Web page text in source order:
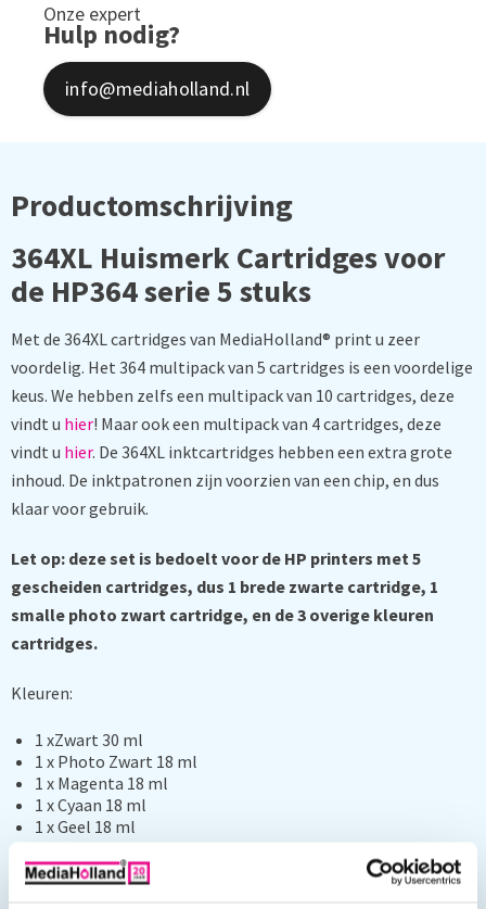
Onze expert
Hulp nodig?
info@mediaholland.nl
Productomschrijving
364XL Huismerk Cartridges voor
de HP364 serie 5 stuks
Met de 364XL cartridges van MediaHolland® print u zeer
voordelig. Het 364 multipack van 5 cartridges is een voordelige
keus. We hebben zelfs een multipack van 10 cartridges, deze
vindt u hier! Maar ook een multipack van 4 cartridges, deze
vindt u hier. De 364XL inktcartridges hebben een extra grote
inhoud. De inktpatronen zijn voorzien van een chip, en dus
klaar voor gebruik.
Let op: deze set is bedoelt voor de HP printers met 5
gescheiden cartridges, dus 1 brede zwarte cartridge, 1
smalle photo zwart cartridge, en de 3 overige kleuren
cartridges.
Kleuren:
1 xZwart 30 ml
1 x Photo Zwart 18 ml
1 x Magenta 18 ml
1 x Cyaan 18 ml
1 x Geel 18 ml
Geschikt voor: